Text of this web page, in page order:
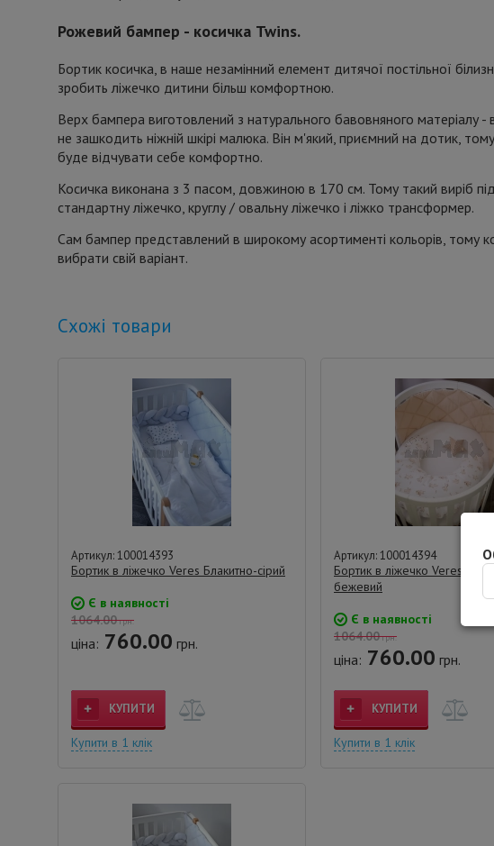
Рожевий бампер - косичка Twins.
Бортик косичка, в наше незамінний елемент дитячої постільної
зробить ліжечко дитини більш комфортною.
Верх бампера виготовлений з натурального бавовняного матеріалу -
не зашкодить ніжній шкірі малюка. Він м'який, приємний на дотик,
буде відчувати себе комфортно.
Косичка виконана з 3 пасом, довжиною в 170 см. Тому такий виріб
стандартну ліжечко, круглу / овальну ліжечко і ліжко трансформер.
Сам бампер представлений в широкому асортименті кольорів, тому
вибрати свій варіант.
Схожі товари
Артикул: 100014393
Бортик в ліжечко Veres Блакитно-сірий
Є в наявності
1064.00грн.
ціна: 760.00 грн.
КУПИТИ
Купити в 1 клік
Артикул: 100014394
Бортик в ліжечко Veres Зірка
бежевий
Є в наявності
1064.00грн.
ціна: 760.00 грн.
КУПИТИ
Купити в 1 клік